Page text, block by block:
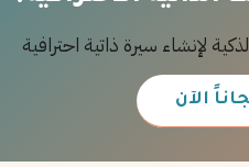
الآن